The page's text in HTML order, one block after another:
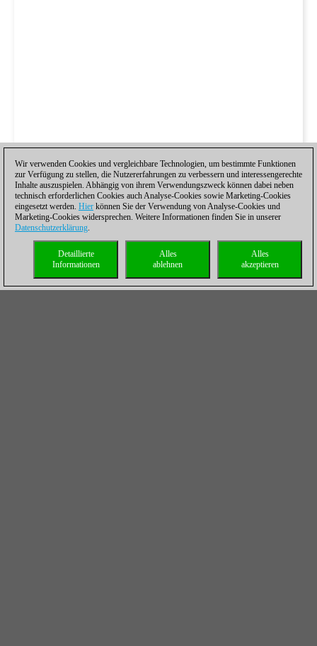
Wir verwenden Cookies und vergleichbare Technologien, um bestimmte Funktionen
zur Verfügung zu stellen, die Nutzererfahrungen zu verbessern und interessengerechte
Inhalte auszuspielen. Abhängig von ihrem Verwendungszweck können dabei neben
technisch erforderlichen Cookies auch Analyse-Cookies sowie Marketing-Cookies
eingesetzt werden. Hier können Sie der Verwendung von Analyse-Cookies und
Marketing-Cookies widersprechen. Weitere Informationen finden Sie in unserer
Datenschutzerklärung.
Alles
akzeptieren
Alles
ablehnen
Detaillierte
Informationen